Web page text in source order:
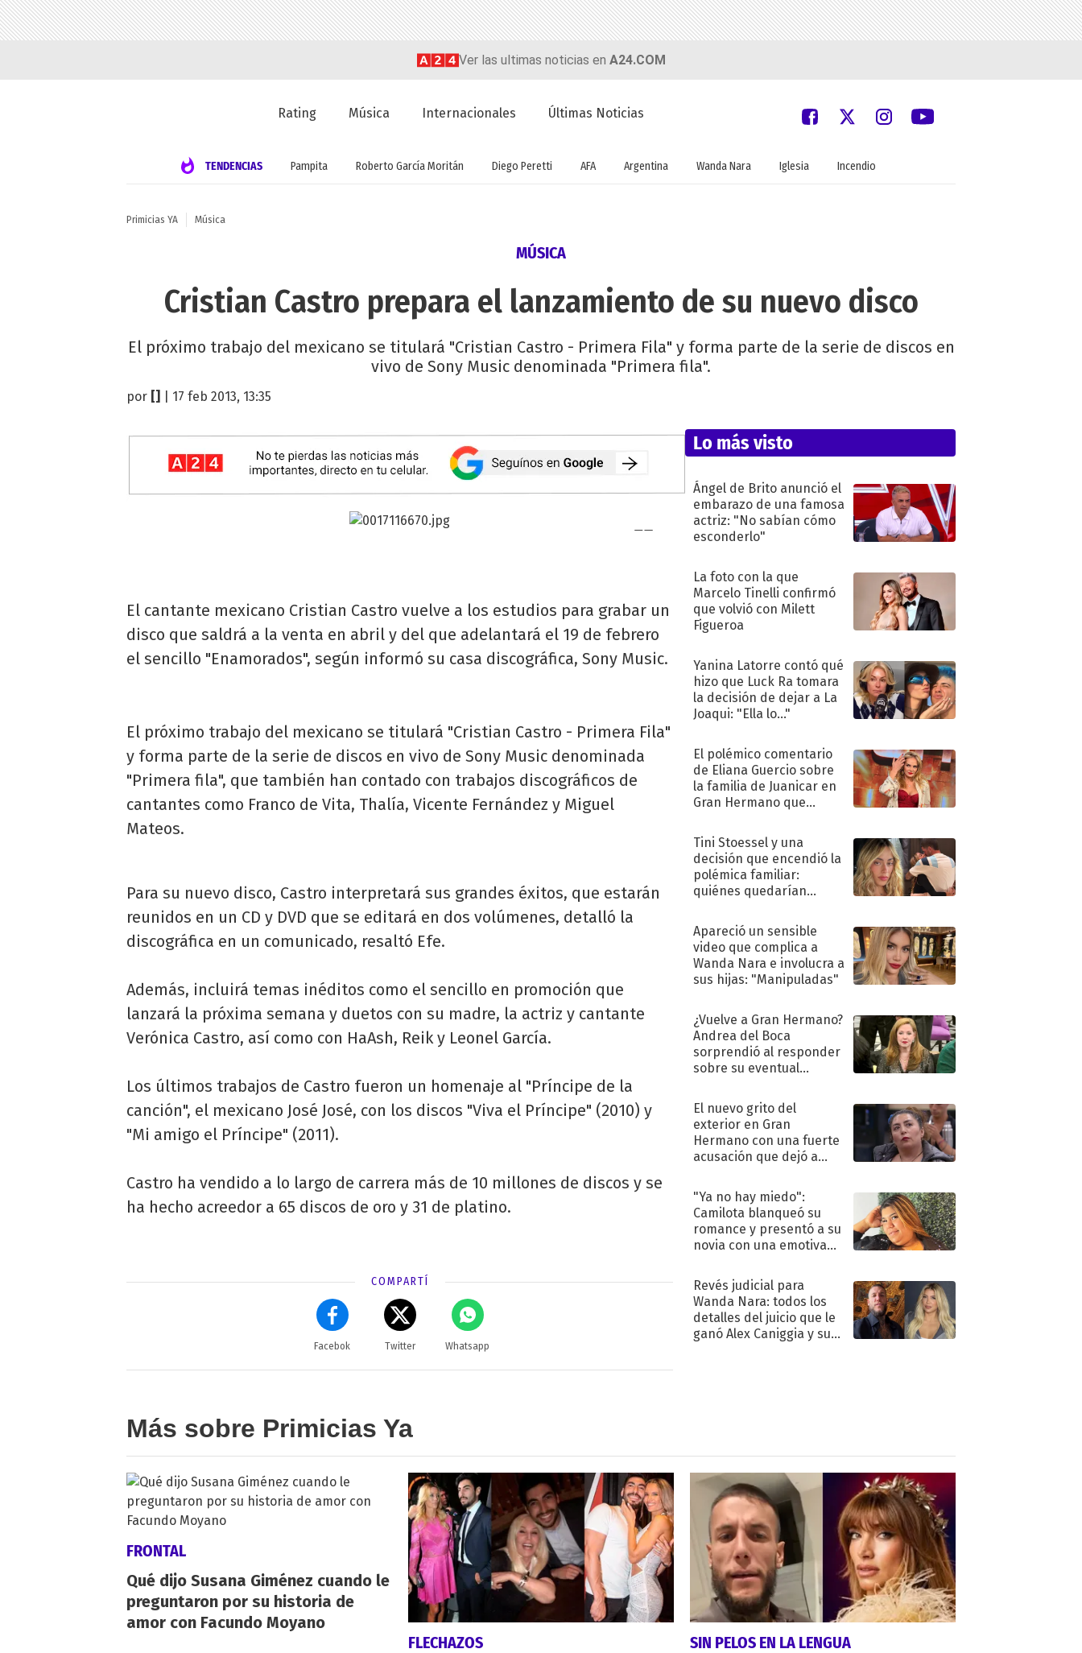
Ver las ultimas noticias en A24.COM
Rating Música Internacionales Últimas Noticias
TENDENCIAS Pampita Roberto García Moritán Diego Peretti AFA Argentina Wanda Nara Iglesia Incendio
Primicias YA Música
MÚSICA
Cristian Castro prepara el lanzamiento de su nuevo disco
El próximo trabajo del mexicano se titulará "Cristian Castro - Primera Fila" y forma parte de la serie de discos en
vivo de Sony Music denominada "Primera fila".
por | 17 feb 2013, 13:35
El cantante mexicano Cristian Castro vuelve a los estudios para grabar un
disco que saldrá a la venta en abril y del que adelantará el 19 de febrero
el sencillo "Enamorados", según informó su casa discográfica, Sony Music.
El próximo trabajo del mexicano se titulará "Cristian Castro - Primera Fila"
y forma parte de la serie de discos en vivo de Sony Music denominada
"Primera fila", que también han contado con trabajos discográficos de
cantantes como Franco de Vita, Thalía, Vicente Fernández y Miguel
Mateos.
Para su nuevo disco, Castro interpretará sus grandes éxitos, que estarán
reunidos en un CD y DVD que se editará en dos volúmenes, detalló la
discográfica en un comunicado, resaltó Efe.
Además, incluirá temas inéditos como el sencillo en promoción que
lanzará la próxima semana y duetos con su madre, la actriz y cantante
Verónica Castro, así como con HaAsh, Reik y Leonel García.
Los últimos trabajos de Castro fueron un homenaje al "Príncipe de la
canción", el mexicano José José, con los discos "Viva el Príncipe" (2010) y
"Mi amigo el Príncipe" (2011).
Castro ha vendido a lo largo de carrera más de 10 millones de discos y se
ha hecho acreedor a 65 discos de oro y 31 de platino.
COMPARTÍ
Facebok Twitter Whatsapp
Lo más visto
Ángel de Brito anunció el
embarazo de una famosa
actriz: "No sabían cómo
esconderlo"
La foto con la que
Marcelo Tinelli confirmó
que volvió con Milett
Figueroa
Yanina Latorre contó qué
hizo que Luck Ra tomara
la decisión de dejar a La
Joaqui: "Ella lo..."
El polémico comentario
de Eliana Guercio sobre
la familia de Juanicar en
Gran Hermano que
Tini Stoessel y una
decisión que encendió la
polémica familiar:
quiénes quedarían
Apareció un sensible
video que complica a
Wanda Nara e involucra a
sus hijas: "Manipuladas"
¿Vuelve a Gran Hermano?
Andrea del Boca
sorprendió al responder
sobre su eventual
El nuevo grito del
exterior en Gran
Hermano con una fuerte
acusación que dejó a
"Traidora"
"Ya no hay miedo":
Camilota blanqueó su
romance y presentó a su
novia con una emotiva
Revés judicial para
Wanda Nara: todos los
detalles del juicio que le
ganó Alex Caniggia y sus
Más sobre Primicias Ya
FRONTAL
Qué dijo Susana Giménez cuando le
preguntaron por su historia de
amor con Facundo Moyano
FLECHAZOS
SIN PELOS EN LA LENGUA